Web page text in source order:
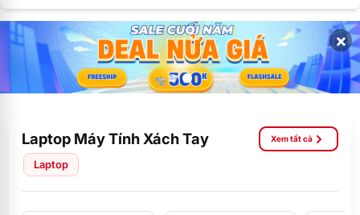
×
Laptop Máy Tính Xách Tay Xem tất cả
Laptop